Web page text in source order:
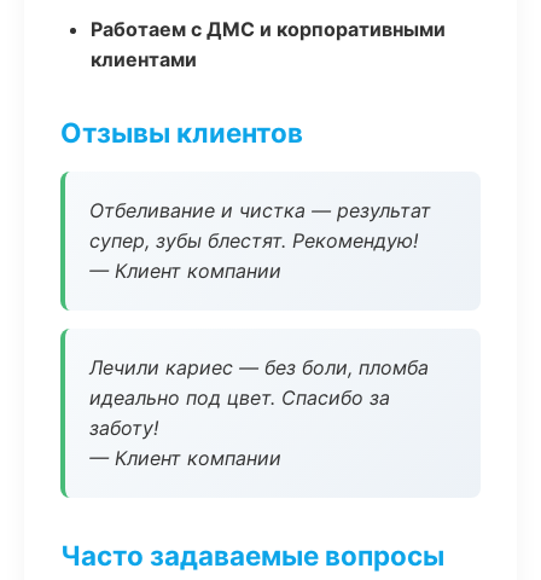
Работаем с ДМС и корпоративными
клиентами
Отзывы клиентов
Отбеливание и чистка — результат
супер, зубы блестят. Рекомендую!
— Клиент компании
Лечили кариес — без боли, пломба
идеально под цвет. Спасибо за
заботу!
— Клиент компании
Часто задаваемые вопросы